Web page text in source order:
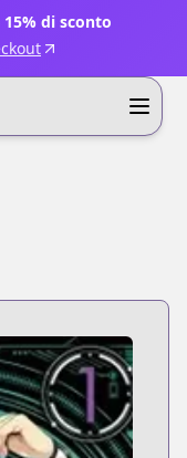
di sconto